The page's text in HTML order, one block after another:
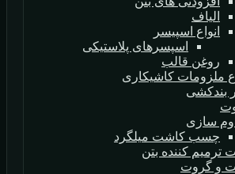
الیاف
انواع اسپیسر
اسپسرهای پلاستیکی
روغن قالب
ملزومات کاشیکاری
بندکشی
سازی
چسب کاشت میلگرد
ترمیم کننده بتن
و گروت